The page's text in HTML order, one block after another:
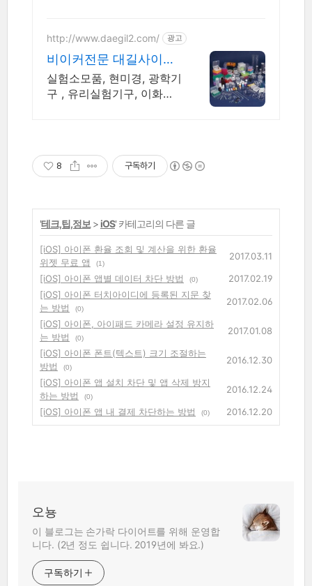
http://www.daegil2.com/ 광고
비이커전문 대길사이언
스
실험소모품, 현미경, 광학기
구 , 유리실험기구, 이화확
8 구독하기
'테크,팁,정보 > iOS' 카테고리의 다른 글
[iOS] 아이폰 환율 조회 및 계산을 위한 환율
위젯 무료 앱
(1)
2017.03.11
[iOS] 아이폰 앱별 데이터 차단 방법
(0)
2017.02.19
[iOS] 아이폰 터치아이디에 등록된 지문 찾
는 방법
(0)
2017.02.06
[iOS] 아이폰, 아이패드 카메라 설정 유지하
는 방법
(0)
2017.01.08
[iOS] 아이폰 폰트(텍스트) 크기 조절하는
방법
(0)
2016.12.30
[iOS] 아이폰 앱 설치 차단 및 앱 삭제 방지
하는 방법
(0)
2016.12.24
[iOS] 아이폰 앱 내 결제 차단하는 방법
(0) 2016.12.20
오뇽
이 블로그는 손가락 다이어트를 위해 운영합
니다. (2년 정도 쉽니다. 2019년에 봐요.)
구독하기